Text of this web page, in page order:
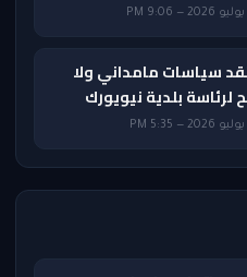
سياسات مامداني ولا
لرئاسة بلدية نيويورك